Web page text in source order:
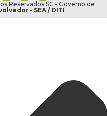
Reservados SC - Governo de
- SEA / DITI